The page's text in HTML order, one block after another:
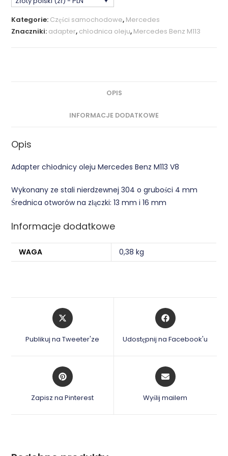
Adapter
Chłodnicy
Oleju
Kategorie: Części samochodowe, Mercedes
Znaczniki: adapter, chłodnica oleju, Mercedes Benz M113
OPIS
INFORMACJE DODATKOWE
Opis
Adapter chłodnicy oleju Mercedes Benz M113 V8
Wykonany ze stali nierdzewnej 304 o grubości 4 mm
Średnica otworów na złączki: 13 mm i 16 mm
Informacje dodatkowe
WAGA 0,38 kg
Opens
in
new
Publikuj na Tweeter'ze
Opens
in
new
Udostępnij na Facebook'u
Opens
in
new
Zapisz na Pinterest
Opens
in
new
Wyślij mailem